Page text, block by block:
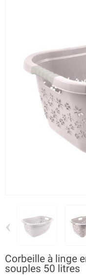
‹
Corbeille à linge
souples 50 litres